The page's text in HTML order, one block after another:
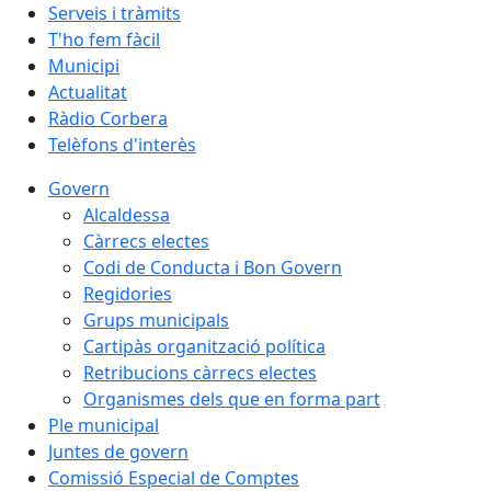
Serveis i tràmits
T'ho fem fàcil
Municipi
Actualitat
Ràdio Corbera
Telèfons d'interès
Govern
Alcaldessa
Càrrecs electes
Codi de Conducta i Bon Govern
Regidories
Grups municipals
Cartipàs organització política
Retribucions càrrecs electes
Organismes dels que en forma part
Ple municipal
Juntes de govern
Comissió Especial de Comptes